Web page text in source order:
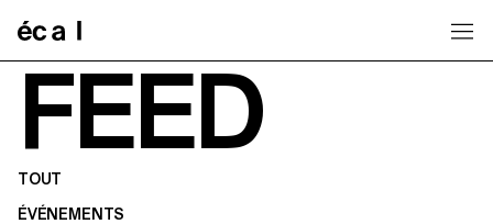
FEED
TOUT
ÉVÉNEMENTS